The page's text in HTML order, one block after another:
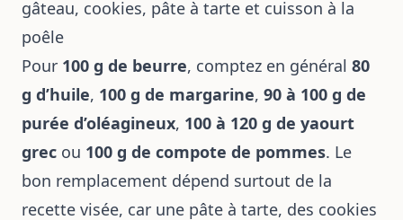
gâteau, cookies, pâte à tarte et cuisson à la
poêle
Pour 100 g de beurre, comptez en général 80
g d’huile, 100 g de margarine, 90 à 100 g de
purée d’oléagineux, 100 à 120 g de yaourt
grec ou 100 g de compote de pommes. Le
bon remplacement dépend surtout de la
recette visée, car une pâte à tarte, des cookies